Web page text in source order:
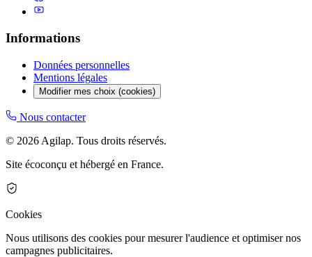
Informations
Données personnelles
Mentions légales
Modifier mes choix (cookies)
Nous contacter
© 2026 Agilap. Tous droits réservés.
Site écoconçu et hébergé en France.
Cookies
Nous utilisons des cookies pour mesurer l'audience et optimiser nos
campagnes publicitaires.